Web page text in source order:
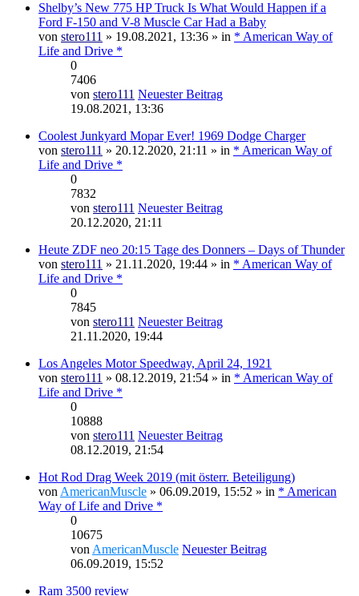
Shelby’s New 775 HP Truck Is What Would Happen if a
Ford F-150 and V-8 Muscle Car Had a Baby
von stero111 » 19.08.2021, 13:36 » in * American Way of
Life and Drive *
0
7406
von stero111 Neuester Beitrag
19.08.2021, 13:36
Coolest Junkyard Mopar Ever! 1969 Dodge Charger
von stero111 » 20.12.2020, 21:11 » in * American Way of
Life and Drive *
0
7832
von stero111 Neuester Beitrag
20.12.2020, 21:11
Heute ZDF neo 20:15 Tage des Donners – Days of Thunder
von stero111 » 21.11.2020, 19:44 » in * American Way of
Life and Drive *
0
7845
von stero111 Neuester Beitrag
21.11.2020, 19:44
Los Angeles Motor Speedway, April 24, 1921
von stero111 » 08.12.2019, 21:54 » in * American Way of
Life and Drive *
0
10888
von stero111 Neuester Beitrag
08.12.2019, 21:54
Hot Rod Drag Week 2019 (mit österr. Beteiligung)
von AmericanMuscle » 06.09.2019, 15:52 » in * American
Way of Life and Drive *
0
10675
von AmericanMuscle Neuester Beitrag
06.09.2019, 15:52
Ram 3500 review